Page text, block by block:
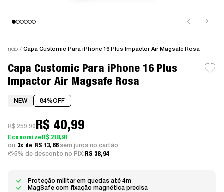
Início Capa Customic Para iPhone 16 Plus Impactor Air Magsafe Rosa
Capa Customic Para iPhone 16 Plus
Impactor Air Magsafe Rosa
NEW 84%OFF
5% de desconto no PIX: R$ 38,94
R$ 259,90R$ 40,99
R$ 218,91
3x
R$ 13,66 sem juros
Proteção militar em quedas até 4m
MagSafe com fixação magnética precisa